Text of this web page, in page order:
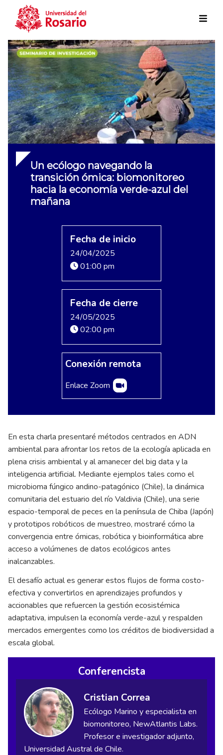
Skip to main content
Un ecólogo navegando la
transición ómica: biomonitoreo
hacia la economía verde-azul del
mañana
Fecha de inicio
24/04/2025
01:00 pm
Fecha de cierre
24/05/2025
02:00 pm
Conexión remota
Enlace Zoom
En esta charla presentaré métodos centrados en ADN
ambiental para afrontar los retos de la ecología aplicada en
plena crisis ambiental y al amanecer del big data y la
inteligencia artificial. Mediante ejemplos tales como el
microbioma fúngico andino-patagónico (Chile), la dinámica
comunitaria del estuario del río Valdivia (Chile), una serie
espacio-temporal de peces en la península de Chiba (Japón)
y prototipos robóticos de muestreo, mostraré cómo la
convergencia entre ómicas, robótica y bioinformática abre
acceso a volúmenes de datos ecológicos antes
inalcanzables.
El desafío actual es generar estos flujos de forma costo-
efectiva y convertirlos en aprendizajes profundos y
accionables que refuercen la gestión ecosistémica
adaptativa, impulsen la economía verde-azul y respalden
mercados emergentes como los créditos de biodiversidad a
escala global.
Conferencista
Cristian Correa
Ecólogo Marino y especialista en
biomonitoreo, NewAtlantis Labs.
Profesor e investigador adjunto,
Universidad Austral de Chile.